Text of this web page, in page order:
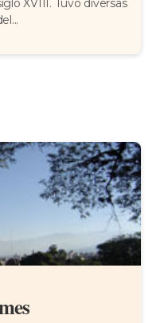
XVIII. Tuvo diversas